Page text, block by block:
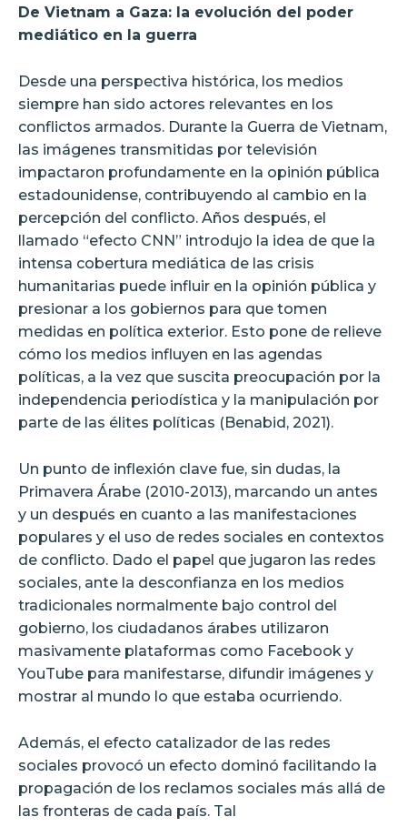
De Vietnam a Gaza: la evolución del poder
mediático en la guerra
Desde una perspectiva histórica, los medios
siempre han sido actores relevantes en los
conflictos armados. Durante la Guerra de Vietnam,
las imágenes transmitidas por televisión
impactaron profundamente en la opinión pública
estadounidense, contribuyendo al cambio en la
percepción del conflicto. Años después, el
llamado “efecto CNN” introdujo la idea de que la
intensa cobertura mediática de las crisis
humanitarias puede influir en la opinión pública y
presionar a los gobiernos para que tomen
medidas en política exterior. Esto pone de relieve
cómo los medios influyen en las agendas
políticas, a la vez que suscita preocupación por la
independencia periodística y la manipulación por
parte de las élites políticas (Benabid, 2021).
Un punto de inflexión clave fue, sin dudas, la
Primavera Árabe (2010-2013), marcando un antes
y un después en cuanto a las manifestaciones
populares y el uso de redes sociales en contextos
de conflicto. Dado el papel que jugaron las redes
sociales, ante la desconfianza en los medios
tradicionales normalmente bajo control del
gobierno, los ciudadanos árabes utilizaron
masivamente plataformas como Facebook y
YouTube para manifestarse, difundir imágenes y
mostrar al mundo lo que estaba ocurriendo.
Además, el efecto catalizador de las redes
sociales provocó un efecto dominó facilitando la
propagación de los reclamos sociales más allá de
las fronteras de cada país. Tal